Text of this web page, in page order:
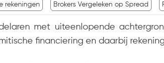
rekeningen Brokers Vergeleken op Spread
met uiteenlopende
financiering en daarbij